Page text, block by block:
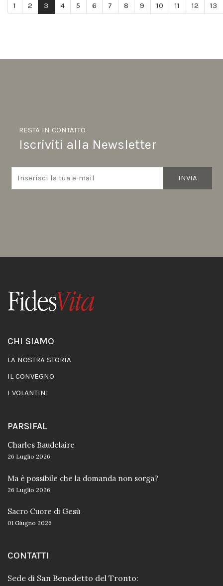
1 2 3 4 5 6 7 8 9 10 11 12 13
INVIA
RESTA IN CONTATTO
Iscriviti alla Newsletter
CHI SIAMO
LA NOSTRA STORIA
IL CONVEGNO
I VOLANTINI
PARSIFAL
Charles Baudelaire
26 Luglio 2026
Ma è possibile che la domanda non sorga?
26 Luglio 2026
Sacro Cuore di Gesù
01 Giugno 2026
CONTATTI
Sede di San Benedetto del Tronto: